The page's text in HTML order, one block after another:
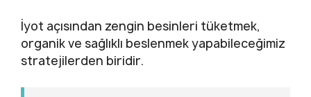
İyot açısından zengin besinleri tüketmek,
organik ve sağlıklı beslenmek yapabileceğimiz
stratejilerden biridir.